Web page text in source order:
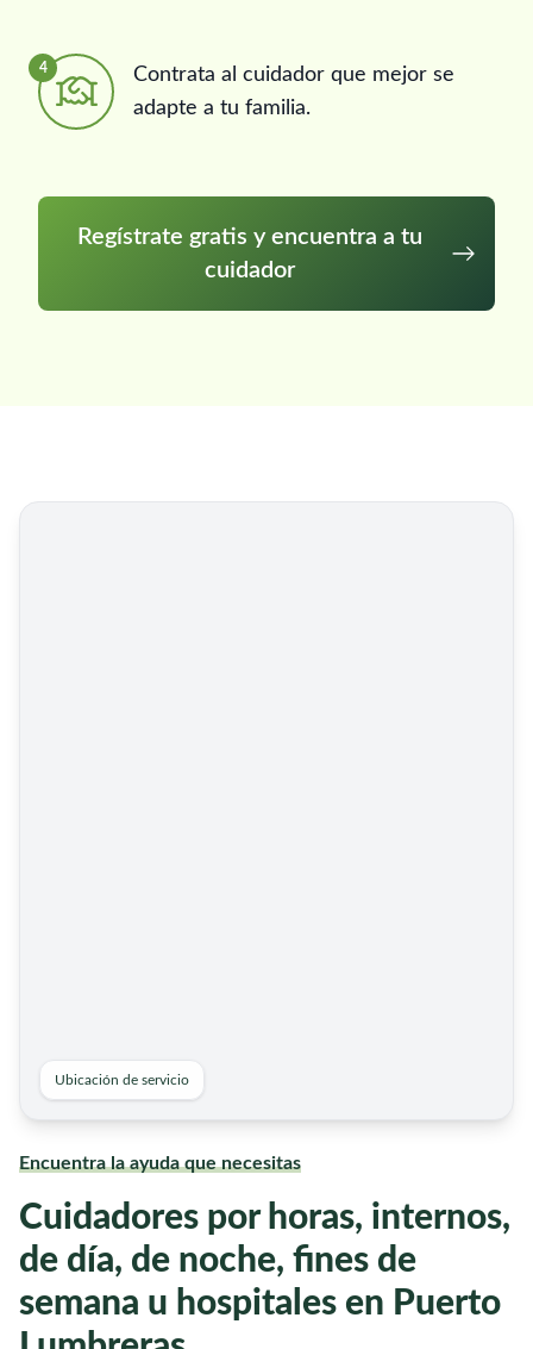
4
Contrata al cuidador que mejor se
adapte a tu familia.
Regístrate gratis y encuentra a tu
cuidador
Ubicación de servicio
Encuentra la ayuda que necesitas
Cuidadores por horas, internos,
de día, de noche, fines de
semana u hospitales en Puerto